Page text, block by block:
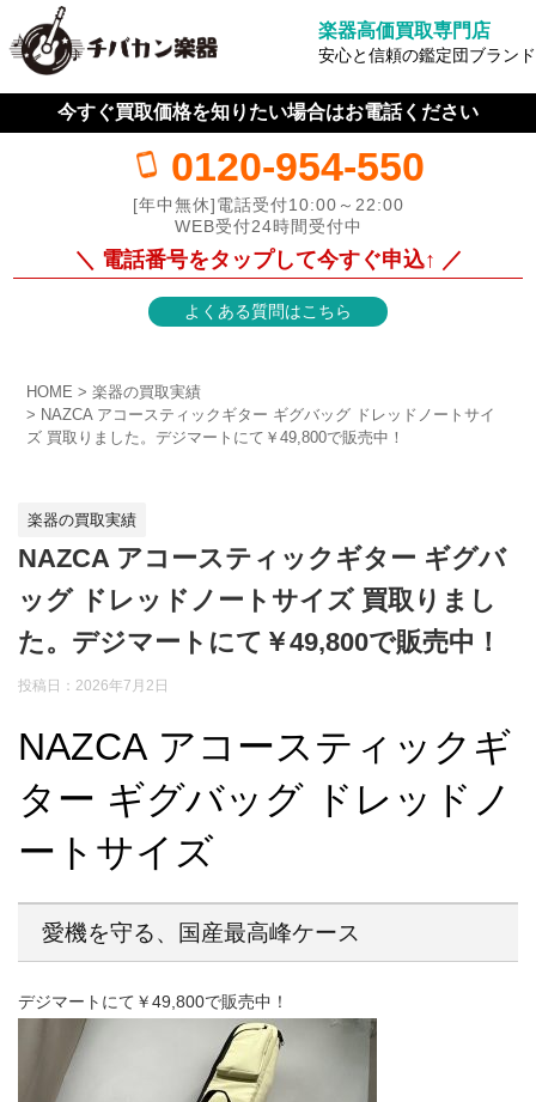
楽器高価買取専門店
安心と信頼の鑑定団ブランド
今すぐ買取価格を知りたい場合はお電話ください
0120-954-550
[年中無休]電話受付10:00～22:00
WEB受付24時間受付中
＼ 電話番号をタップして今すぐ申込↑ ／
よくある質問はこちら
HOME
楽器の買取実績
NAZCA アコースティックギター ギグバッグ ドレッドノートサイ
ズ 買取りました。デジマートにて￥49,800で販売中！
楽器の買取実績
NAZCA アコースティックギター ギグバ
ッグ ドレッドノートサイズ 買取りまし
た。デジマートにて￥49,800で販売中！
投稿日：2026年7月2日
NAZCA アコースティックギ
ター ギグバッグ ドレッドノ
ートサイズ
愛機を守る、国産最高峰ケース
デジマートにて￥49,800で販売中！